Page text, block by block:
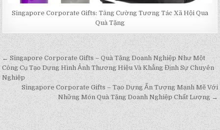
Singapore Corporate Gifts: Tăng Cường Tương Tác Xã Hội Qua
Quà Tặng
Post
navigation
← Singapore Corporate Gifts – Quà Tặng Doanh Nghiệp Như Một
Công Cụ Tạo Dựng Hình Ảnh Thương Hiệu Và Khẳng Định Sự Chuyên
Nghiệp
Singapore Corporate Gifts – Tạo Dựng Ấn Tượng Mạnh Mẽ Với
Những Món Quà Tặng Doanh Nghiệp Chất Lượng →